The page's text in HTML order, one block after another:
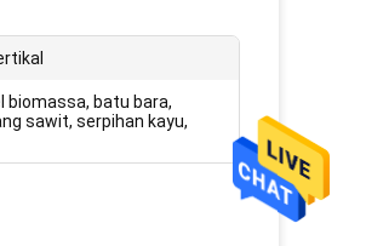
biomassa, batu bara,
sawit, serpihan kayu,